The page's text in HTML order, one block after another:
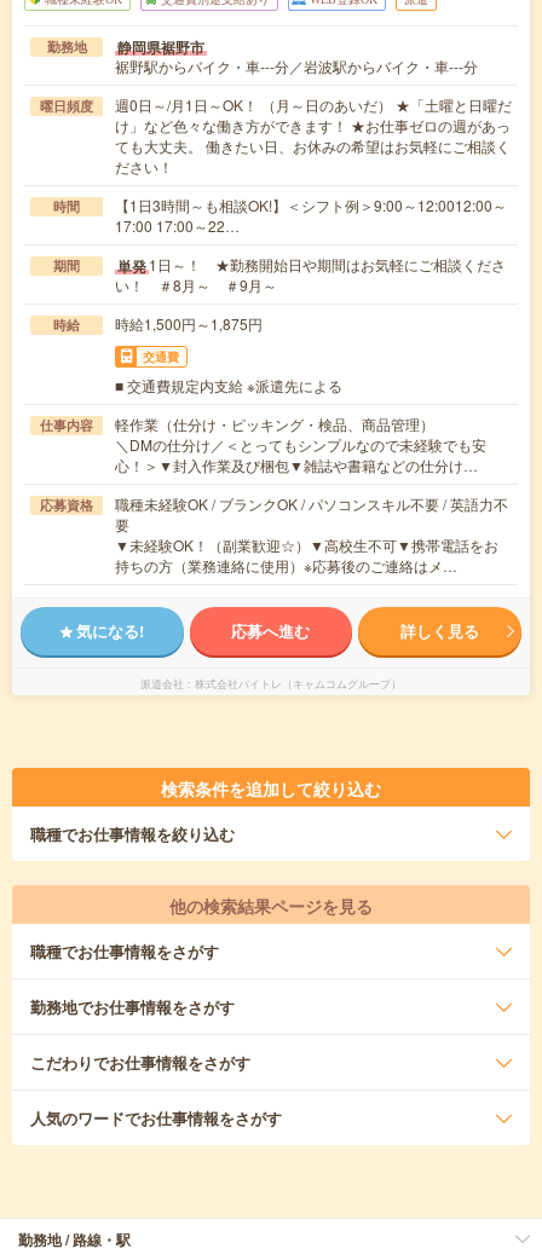
勤務地 静岡県裾野市
裾野駅からバイク・車---分／岩波駅からバイク・車---分
曜日頻度
週0日～/月1日～OK！ （月～日のあいだ） ★「土曜と日曜だ
け」など色々な働き方ができます！ ★お仕事ゼロの週があっ
ても大丈夫。 働きたい日、お休みの希望はお気軽にご相談く
ださい！
時間
【1日3時間～も相談OK!】＜シフト例＞9:00～12:0012:00～
17:00 17:00～22…
期間 単発1日～！ ★勤務開始日や期間はお気軽にご相談くださ
い！ ＃8月～ ＃9月～
時給 時給1,500円～1,875円
交通費
■ 交通費規定内支給 ※派遣先による
仕事内容
軽作業（仕分け・ピッキング・検品、商品管理）
＼DMの仕分け／＜とってもシンプルなので未経験でも安
心！＞▼封入作業及び梱包▼雑誌や書籍などの仕分け…
応募資格
職種未経験OK / ブランクOK / パソコンスキル不要 / 英語力不
要
▼未経験OK！（副業歓迎☆）▼高校生不可▼携帯電話をお
持ちの方（業務連絡に使用）※応募後のご連絡はメ…
気になる! 応募へ進む 詳しく見る
派遣会社 株式会社バイトレ（キャムコムグループ）
検索条件を追加して絞り込む
職種でお仕事情報を絞り込む
他の検索結果ページを見る
職種でお仕事情報をさがす
勤務地でお仕事情報をさがす
こだわりでお仕事情報をさがす
人気のワードでお仕事情報をさがす
勤務地 / 路線・駅